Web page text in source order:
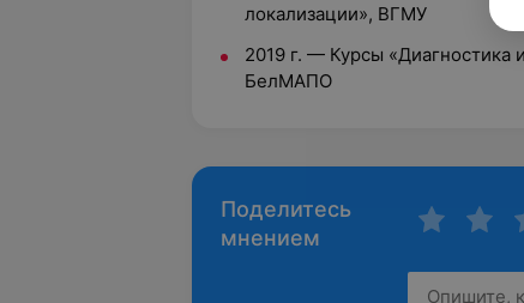
локализации», ВГМУ
2019 г. — Курсы «Диагностика
БелМАПО
Поделитесь
мнением